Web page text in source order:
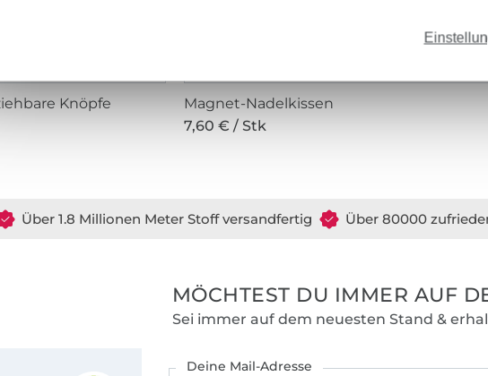
Knöpfe
Magnet-Nadelkissen
7,60 € / Stk
Über 1.8 Millionen Meter Stoff versandfertig Über 80000
MÖCHTEST DU IMMER AUF
Sei immer auf dem neuesten Stand &
Deine Mail-Adresse